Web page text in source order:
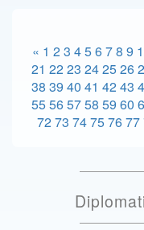
« 1 23 45678 9
21 2223 242526
38 39 40 41 4243
55565758 59 60
72 73 74757677